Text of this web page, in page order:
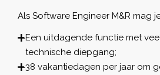
Als Software Engineer M&R mag
Een uitdagende functie met
technische diepgang;
38 vakantiedagen per jaar om